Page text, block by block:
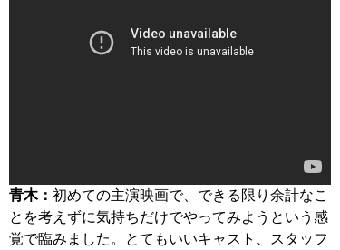
青木： 初めての主演映画で、できる限り余計なこ
とを考えずに気持ちだけでやってみようという感
覚で臨みました。とてもいいキャスト、スタッフ